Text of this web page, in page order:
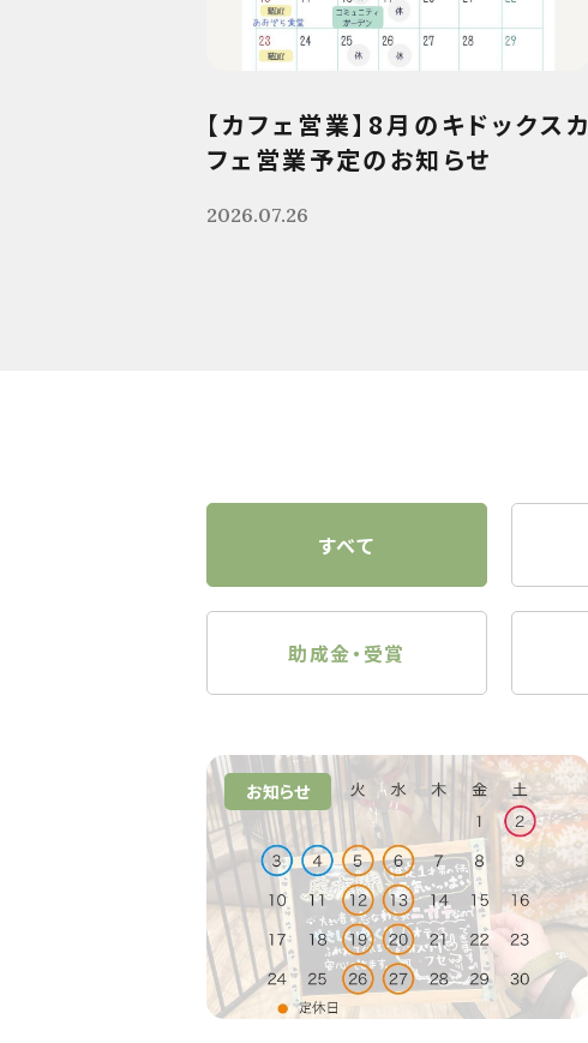
【カフェ営業】8月のキドックスカ
フェ営業予定のお知らせ
2026.07.26
すべて
助成金・受賞
お知らせ